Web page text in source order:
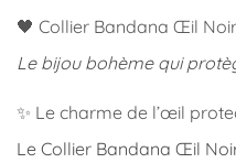
🖤 Collier Bandana Œil Noir
Le bijou bohème qui
✨ Le charme de l’œil
Le Collier Bandana Œil